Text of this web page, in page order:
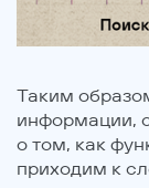
Таким
информации,
о том, как
приходим к